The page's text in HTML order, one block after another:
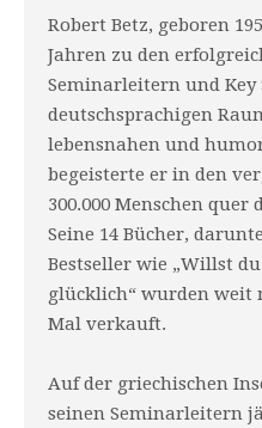
Robert Betz, geboren
Jahren zu den
Seminarleitern und Key
deutschsprachigen
lebensnahen und
begeisterte er in den
300.000 Menschen
Seine 14 Bücher,
Bestseller wie „Willst
glücklich“ wurden weit
Mal verkauft.
Auf der griechischen
seinen Seminarleitern